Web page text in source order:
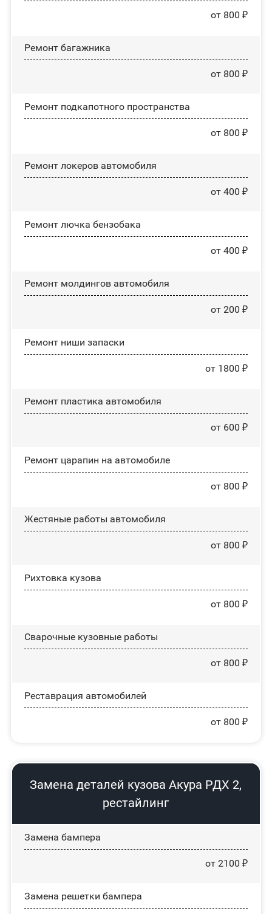
от 800 ₽
Ремонт багажника
от 800 ₽
Ремонт подкапотного пространства
от 800 ₽
Ремонт лoĸepoв автомобиля
от 400 ₽
Ремонт лючка бензобака
от 400 ₽
Ремонт молдингов автомобиля
от 200 ₽
Ремонт ниши запаски
от 1800 ₽
Ремонт пластика автомобиля
от 600 ₽
Ремонт царапин на автомобиле
от 800 ₽
Жестяные работы автомобиля
от 800 ₽
Рихтовка кузова
от 800 ₽
Сварочные кузовные работы
от 800 ₽
Реставрация автомобилей
от 800 ₽
Замена деталей кузова Акура РДХ 2,
рестайлинг
Замена бампера
от 2100 ₽
Замена решетки бампера